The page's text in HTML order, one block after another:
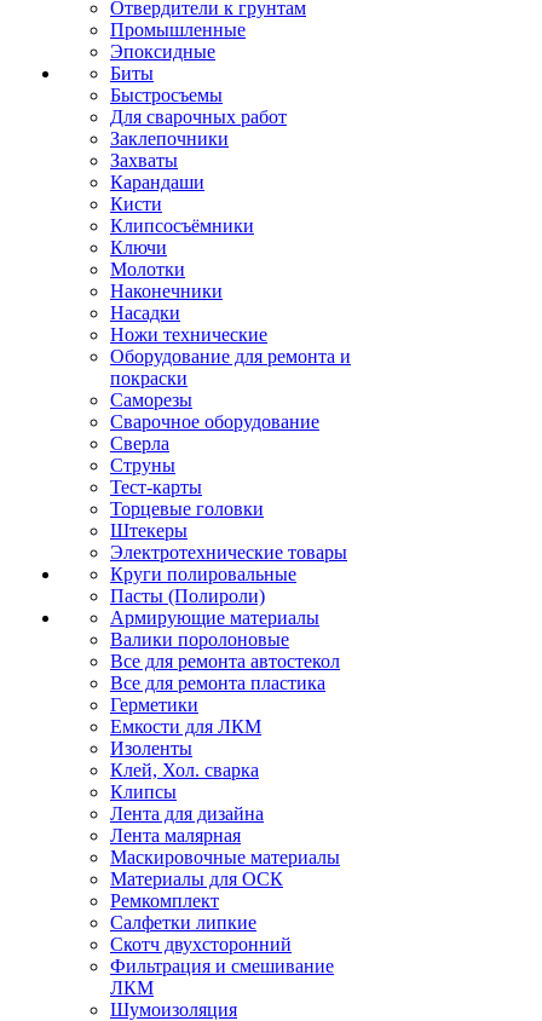
Отвердители к грунтам
Промышленные
Эпоксидные
Биты
Быстросъемы
Для сварочных работ
Заклепочники
Захваты
Карандаши
Кисти
Клипсосъёмники
Ключи
Молотки
Наконечники
Насадки
Ножи технические
Оборудование для ремонта и
покраски
Саморезы
Сварочное оборудование
Сверла
Струны
Тест-карты
Торцевые головки
Штекеры
Электротехнические товары
Круги полировальные
Пасты (Полироли)
Армирующие материалы
Валики поролоновые
Все для ремонта автостекол
Все для ремонта пластика
Герметики
Емкости для ЛКМ
Изоленты
Клей, Хол. сварка
Клипсы
Лента для дизайна
Лента малярная
Маскировочные материалы
Материалы для ОСК
Ремкомплект
Салфетки липкие
Скотч двухсторонний
Фильтрация и смешивание
ЛКМ
Шумоизоляция